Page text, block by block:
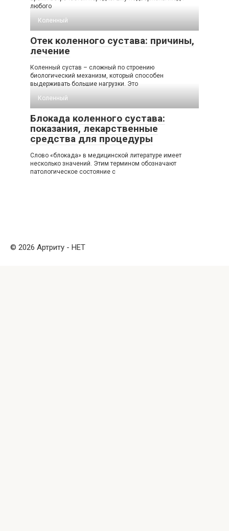
любого
Коленный
Отек коленного сустава: причины,
лечение
Коленный сустав – сложный по строению
биологический механизм, который способен
выдерживать большие нагрузки. Это
Коленный
Блокада коленного сустава:
показания, лекарственные
средства для процедуры
Слово «блокада» в медицинской литературе имеет
несколько значений. Этим термином обозначают
патологическое состояние с
© 2026 Артриту - НЕТ